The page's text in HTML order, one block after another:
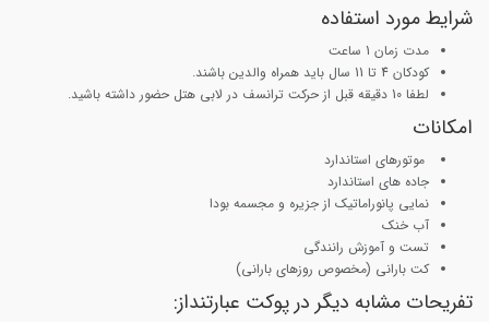
شرایط مورد استفاده
مدت زمان 1 ساعت
کودکان 4 تا 11 سال باید همراه والدین باشند.
لطفا 10 دقیقه قبل از حرکت ترانسف در لابی هتل حضور داشته باشید.
امکانات
موتورهای استاندارد
جاده های استاندارد
نمایی پانوراماتیک از جزیره و مجسمه بودا
آب خنک
تست و آموزش رانندگی
کت بارانی (مخصوص روزهای بارانی)
تفریحات مشابه دیگر در پوکت عبارتنداز: